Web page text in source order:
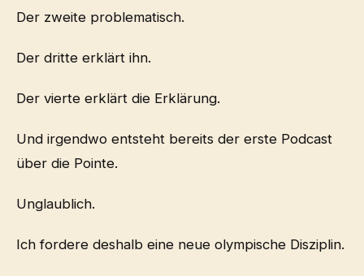
Der zweite problematisch.
Der dritte erklärt ihn.
Der vierte erklärt die Erklärung.
Und irgendwo entsteht bereits der erste Podcast
über die Pointe.
Unglaublich.
Ich fordere deshalb eine neue olympische Disziplin.